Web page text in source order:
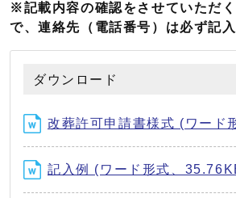
※記載内容の確認をさせていただ
で、連絡先（電話番号）は必ず記
ダウンロード
改葬許可申請書様式 (ワード
記入例 (ワード形式、